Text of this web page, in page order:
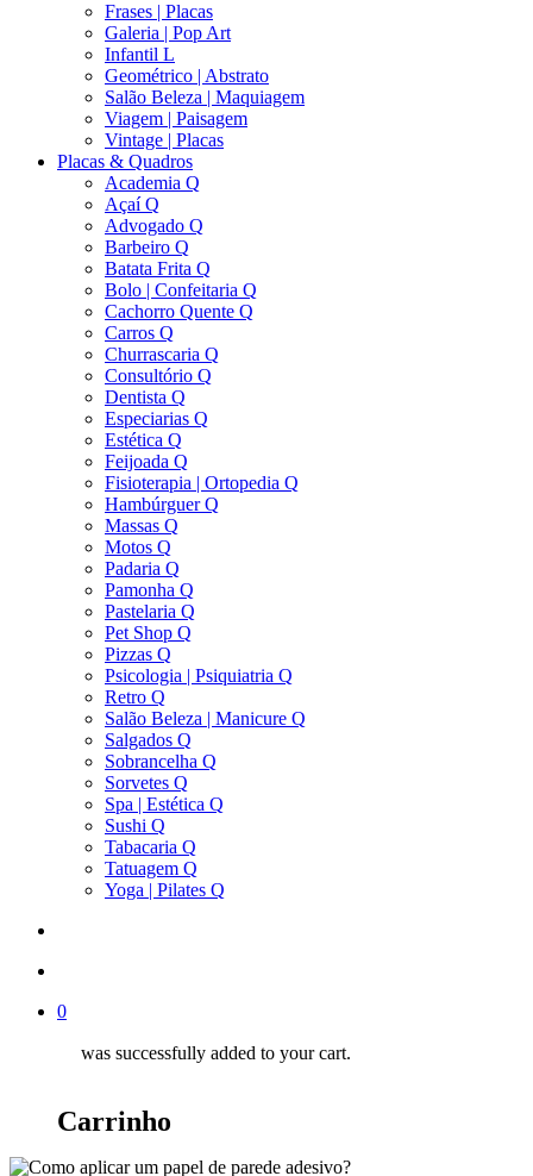
Frases | Placas
Galeria | Pop Art
Infantil L
Geométrico | Abstrato
Salão Beleza | Maquiagem
Viagem | Paisagem
Vintage | Placas
Placas & Quadros
Academia Q
Açaí Q
Advogado Q
Barbeiro Q
Batata Frita Q
Bolo | Confeitaria Q
Cachorro Quente Q
Carros Q
Churrascaria Q
Consultório Q
Dentista Q
Especiarias Q
Estética Q
Feijoada Q
Fisioterapia | Ortopedia Q
Hambúrguer Q
Massas Q
Motos Q
Padaria Q
Pamonha Q
Pastelaria Q
Pet Shop Q
Pizzas Q
Psicologia | Psiquiatria Q
Retro Q
Salão Beleza | Manicure Q
Salgados Q
Sobrancelha Q
Sorvetes Q
Spa | Estética Q
Sushi Q
Tabacaria Q
Tatuagem Q
Yoga | Pilates Q
0
was successfully added to your cart.
Carrinho